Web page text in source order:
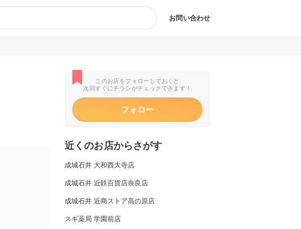
お問い合わせ
このお店をフォローしておくと
次回すぐにチラシがチェックできます！
フォロー
近くのお店からさがす
成城石井 大和西大寺店
成城石井 近鉄百貨店奈良店
成城石井 近商ストア高の原店
スギ薬局 学園前店